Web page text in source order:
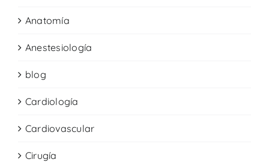
Anatomía
Anestesiología
blog
Cardiología
Cardiovascular
Cirugía